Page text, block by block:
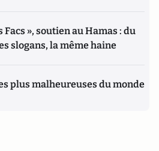
Facs », soutien au Hamas : du
slogans, la même haine
plus malheureuses du monde